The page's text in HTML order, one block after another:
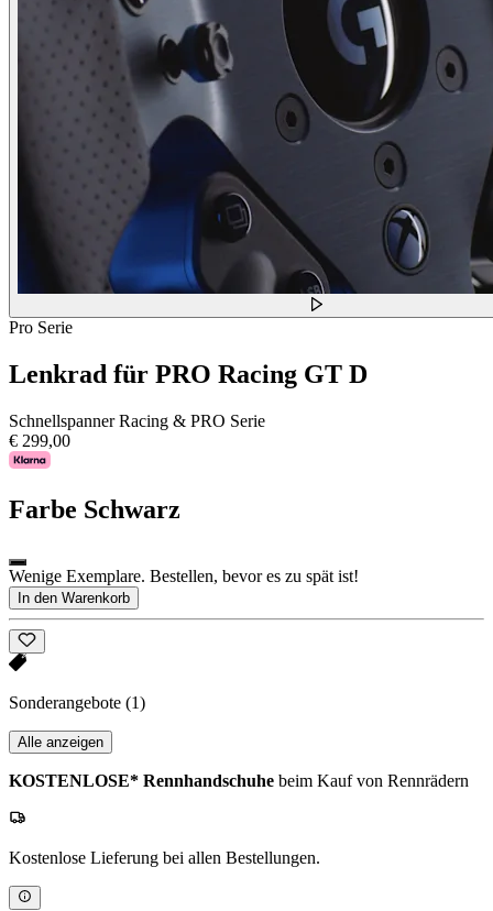
Pro Serie
Lenkrad für PRO Racing GT D
Schnellspanner Racing & PRO Serie
€ 299,00
Farbe Schwarz
Wenige Exemplare. Bestellen, bevor es zu spät ist!
In den Warenkorb
Sonderangebote (1)
Alle anzeigen
KOSTENLOSE* Rennhandschuhe beim Kauf von Rennrädern
Kostenlose Lieferung bei allen Bestellungen.